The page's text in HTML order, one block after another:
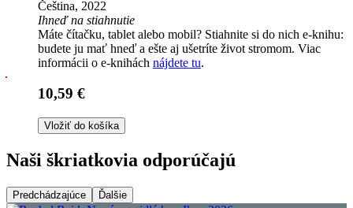
Čeština, 2022
Ihneď na stiahnutie
Máte čítačku, tablet alebo mobil? Stiahnite si do nich e-knihu:
budete ju mať hneď a ešte aj ušetríte život stromom. Viac
informácii o e-knihách nájdete tu.
10,59 €
Vložiť do košíka
Naši škriatkovia odporúčajú
Predchádzajúce Ďalšie